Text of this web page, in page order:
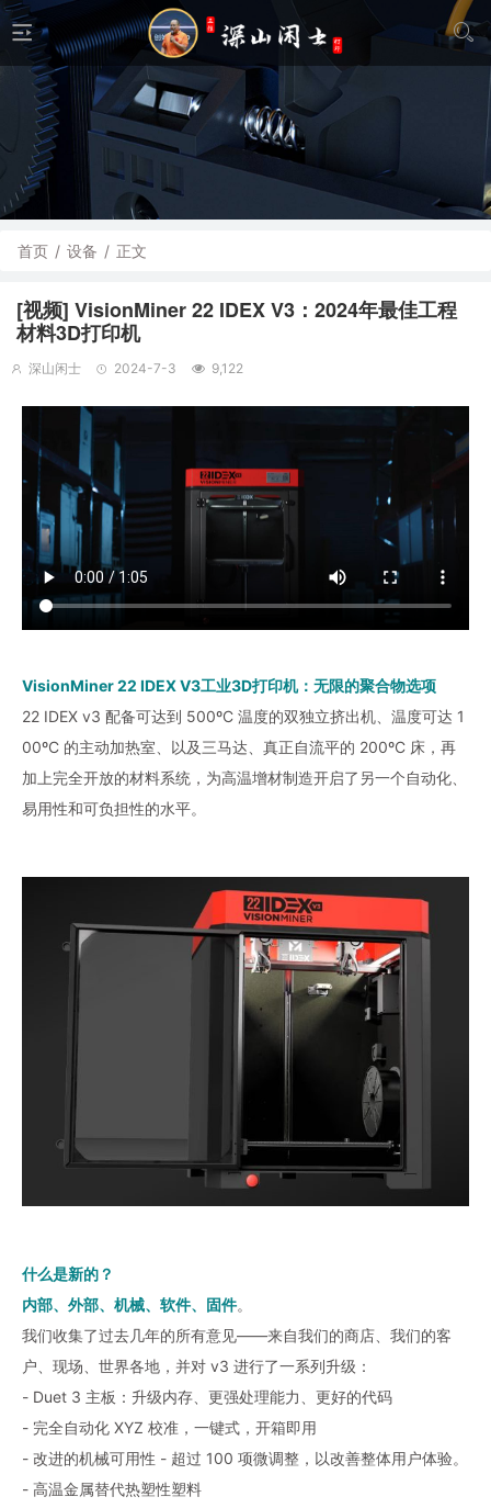
首页 / 设备 / 正文
[视频] VisionMiner 22 IDEX V3：2024年最佳工程
材料3D打印机
深山闲士 2024-7-3 9,122
VisionMiner 22 IDEX V3工业3D打印机：无限的聚合物选项
22 IDEX v3 配备可达到 500ºC 温度的双独立挤出机、温度可达 1
00ºC 的主动加热室、以及三马达、真正自流平的 200ºC 床，再
加上完全开放的材料系统，为高温增材制造开启了另一个自动化、
易用性和可负担性的水平。
什么是新的？
内部、外部、机械、软件、固件。
我们收集了过去几年的所有意见——来自我们的商店、我们的客
户、现场、世界各地，并对 v3 进行了一系列升级：
- Duet 3 主板：升级内存、更强处理能力、更好的代码
- 完全自动化 XYZ 校准，一键式，开箱即用
- 改进的机械可用性 - 超过 100 项微调整，以改善整体用户体验。
- 高温金属替代热塑性塑料